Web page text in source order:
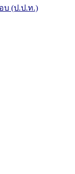
บ (ป.ป.ท.)